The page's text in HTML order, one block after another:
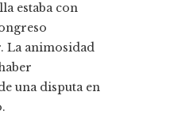
estaba con
La animosidad
una disputa en